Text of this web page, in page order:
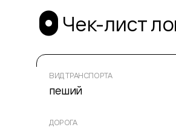
Чек-лист
ВИД ТРАНСПОРТА
пеший
ДОРОГА